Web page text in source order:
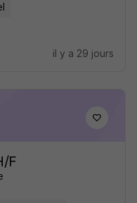
il y a 29 jours
F